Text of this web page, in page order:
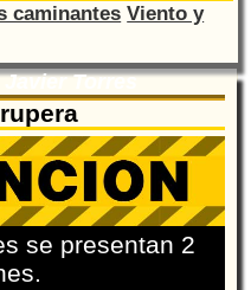
caminantes Viento y
Torres
se presentan 2